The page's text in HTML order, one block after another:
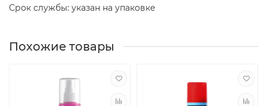
Срок службы: указан на упаковке
Похожие товары